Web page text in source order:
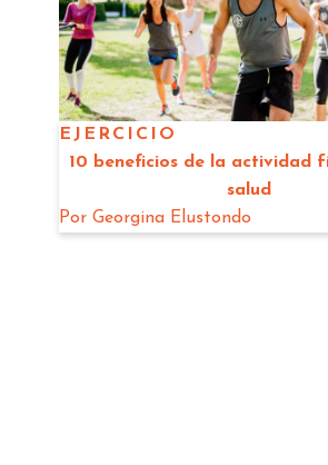
EJERCICIO
10 beneficios de la actividad
salud
Por Georgina Elustondo